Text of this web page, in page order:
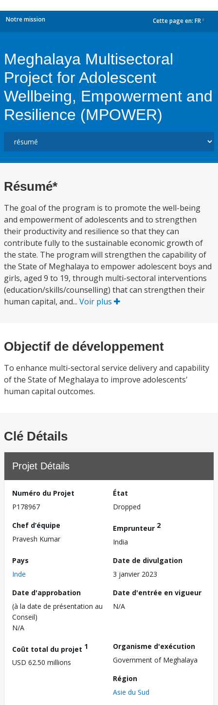
Notre mission Cette page en: FR
Meghalaya Multisectoral
Project for Adolescent
Wellbeing, Empowerment and
Resilience (MPOWER)
Résumé*
The goal of the program is to promote the well-being
and empowerment of adolescents and to strengthen
their productivity and resilience so that they can
contribute fully to the sustainable economic growth of
the state. The program will strengthen the capability of
the State of Meghalaya to empower adolescent boys and
girls, aged 9 to 19, through multi-sectoral interventions
(education/skills/counselling) that can strengthen their
human capital, and... Voir plus
Objectif de développement
To enhance multi-sectoral service delivery and capability
of the State of Meghalaya to improve adolescents'
human capital outcomes.
Clé Détails
Projet Détails
Numéro du Projet
P178967
État
Dropped
Chef d’équipe
Pravesh Kumar
Emprunteur 2
India
Pays
Inde
Date de divulgation
3 janvier 2023
Date d'approbation
(à la date de présentation au
Conseil)
N/A
Date d'entrée en vigueur
N/A
Coût total du projet 1
USD 62.50 millions
Organisme d'exécution
Government of Meghalaya
Région
Asie du Sud